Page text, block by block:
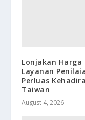
Lonjakan Harga
Layanan
Perluas
Taiwan
August 4, 2026